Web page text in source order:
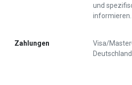
und
informieren.
Zahlungen
Visa/